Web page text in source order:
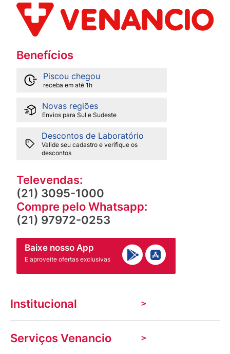
Benefícios
Piscou chegou
receba em até 1h
Novas regiões
Envios para Sul e Sudeste
Descontos de Laboratório
Valide seu cadastro e verifique os
descontos
Televendas:
(21) 3095-1000
Compre pelo Whatsapp:
(21) 97972-0253
Baixe nosso App
E aproveite ofertas exclusivas
Institucional
A Venancio
Trabalhe Conosco
Serviços Venancio